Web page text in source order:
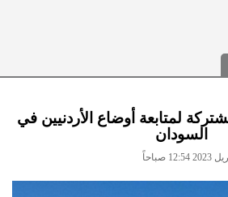
لمتابعة أوضاع الأردنيين في
السودان